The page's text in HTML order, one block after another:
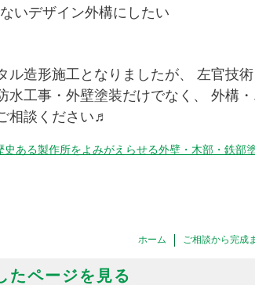
いデザイン外構にしたい
ル造形施工となりましたが、 左官技
水工事・外壁塗装だけでなく、 外構
相談ください♬
史ある製作所をよみがえらせる外壁・木部・鉄部
ホーム ご相談から完成
たページを見る